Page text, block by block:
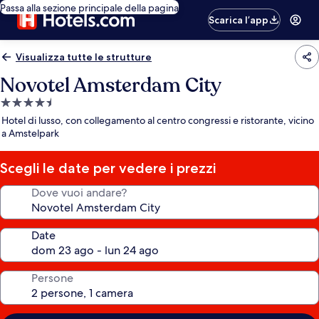
Passa alla sezione principale della pagina
Scarica l’app
Visualizza tutte le strutture
Novotel Amsterdam City
Struttura
a
4.5
stelle
Hotel di lusso, con collegamento al centro congressi e ristorante, vicino
a Amstelpark
Scegli le date per vedere i prezzi
Dove vuoi andare?
Date
Persone